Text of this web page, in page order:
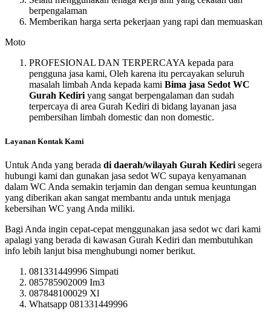
berpengalaman
Memberikan harga serta pekerjaan yang rapi dan memuaskan
Moto
PROFESIONAL DAN TERPERCAYA kepada para
pengguna jasa kami, Oleh karena itu percayakan seluruh
masalah limbah Anda kepada kami Bima jasa Sedot WC
Gurah Kediriyang sangat berpengalaman dan sudah
terpercaya di area Gurah Kediri di bidang layanan jasa
pembersihan limbah domestic dan non domestic.
Layanan Kontak Kami
Untuk Anda yang berada di daerah/wilayah Gurah Kediri segera
hubungi kami dan gunakan jasa sedot WC supaya kenyamanan
dalam WC Anda semakin terjamin dan dengan semua keuntungan
yang diberikan akan sangat membantu anda untuk menjaga
kebersihan WC yang Anda miliki.
Bagi Anda ingin cepat-cepat menggunakan jasa sedot wc dari kami
apalagi yang berada di kawasan Gurah Kediri dan membutuhkan
info lebih lanjut bisa menghubungi nomer berikut.
081331449996 Simpati
085785902009 Im3
087848100029 Xl
Whatsapp 081331449996